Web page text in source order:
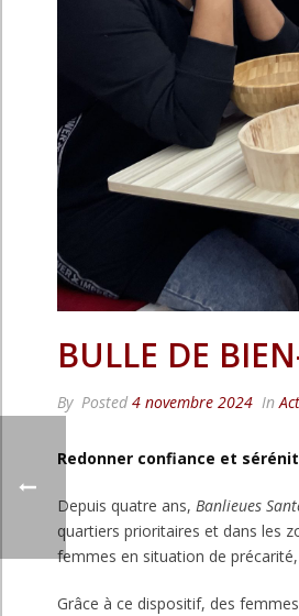
BULLE DE
By Posted 4 novembre 2024 In
Redonner confiance et
Depuis quatre ans, Banlieues
quartiers prioritaires et dans les
femmes en situation de
Grâce à ce dispositif, des